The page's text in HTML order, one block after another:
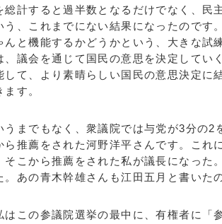
総計すると過半数となるだけでなく、民
う、これまでにない結果になったのです
んと機能するかどうかという、大きな試
、議会を通じて国民の意思を決定してい
して、より素晴らしい国民の意思決定に
ます。
までもなく、衆議院では与党が3分の2
ら推薦をされた河野洋平さんです。これ
そこから推薦をされた私が議長になっ
。あの青木幹雄さんも江田五月と書いた
この参議院選挙の最中に、有権者に「